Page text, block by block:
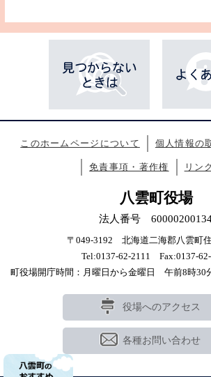
このホームページについて 個人情報の
免責事項・著作権 リン
八雲町役場
法人番号
〒049-3192 北海道二海郡八雲町
Tel:0137-62-2111 Fax:0137-
町役場開庁時間：月曜日から金曜日 午前8時30
役場へのアクセス
各種お問い合わせ